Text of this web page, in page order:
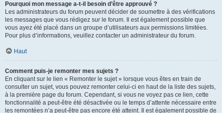
Pourquoi mon message a-t-il besoin d’être approuvé ?
Les administrateurs du forum peuvent décider de soumettre à des vérifications
les messages que vous rédigez sur le forum. Il est également possible que
vous ayez été placé dans un groupe d’utilisateurs aux permissions limitées.
Pour plus d’informations, veuillez contacter un administrateur du forum.
Haut
Comment puis-je remonter mes sujets ?
En cliquant sur le lien « Remonter le sujet » lorsque vous êtes en train de
consulter un sujet, vous pouvez remonter celui-ci en haut de la liste des sujets,
à la première page du forum. Cependant, si vous ne voyez pas ce lien, cette
fonctionnalité a peut-être été désactivée ou le temps d’attente nécessaire entre
les remontées n’a peut-être pas encore été atteint. Il est également possible de